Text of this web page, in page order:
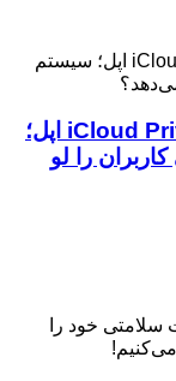
افشای نشت آدرس IP در iCloud Private Relay اپل؛
را لو